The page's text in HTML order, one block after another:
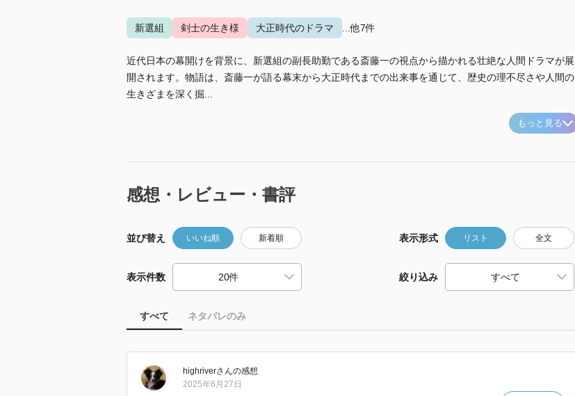
新選組 剣士の生き様 大正時代のドラマ ...他7件
近代日本の幕開けを背景に、新選組の副長助勤である斎藤一の視点から描かれる壮絶な人間ドラマが展
開されます。物語は、斎藤一が語る幕末から大正時代までの出来事を通じて、歴史の理不尽さや人間の
生きざまを深く掘...
もっと見る
感想・レビュー・書評
並び替え いいね順 新着順 表示形式 リスト 全文
表示件数 絞り込み
すべて ネタバレのみ
highriverさんの感想
2025年6月27日